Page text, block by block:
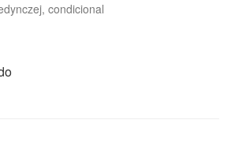
condicional